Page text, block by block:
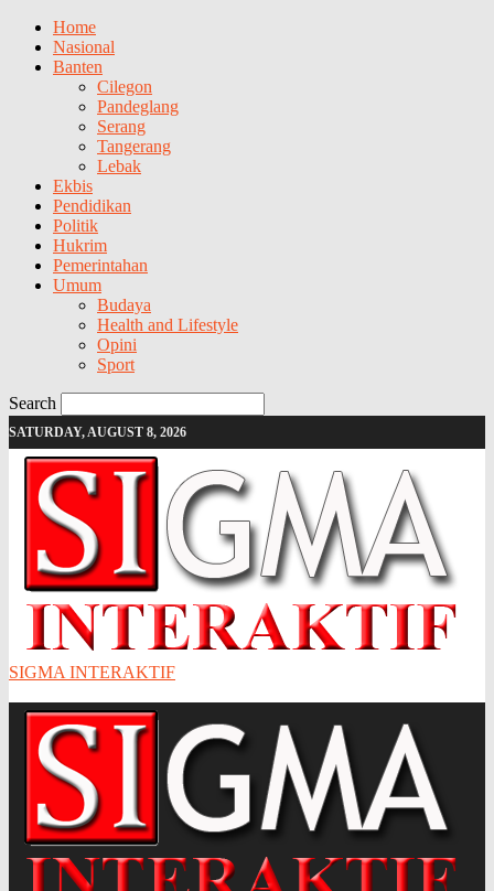
Home
Nasional
Banten
Cilegon
Pandeglang
Serang
Tangerang
Lebak
Ekbis
Pendidikan
Politik
Hukrim
Pemerintahan
Umum
Budaya
Health and Lifestyle
Opini
Sport
Search
SATURDAY, AUGUST 8, 2026
SIGMA INTERAKTIF